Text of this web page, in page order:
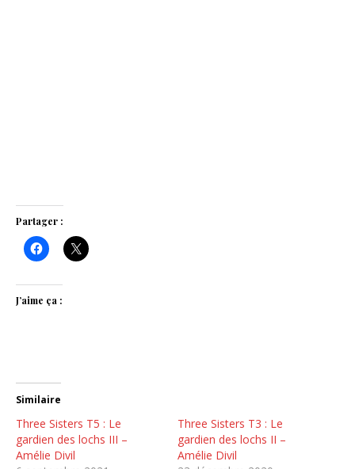
Partager :
J’aime ça :
Similaire
Three Sisters T5 : Le
gardien des lochs III –
Amélie Divil
Three Sisters T3 : Le
gardien des lochs II –
Amélie Divil